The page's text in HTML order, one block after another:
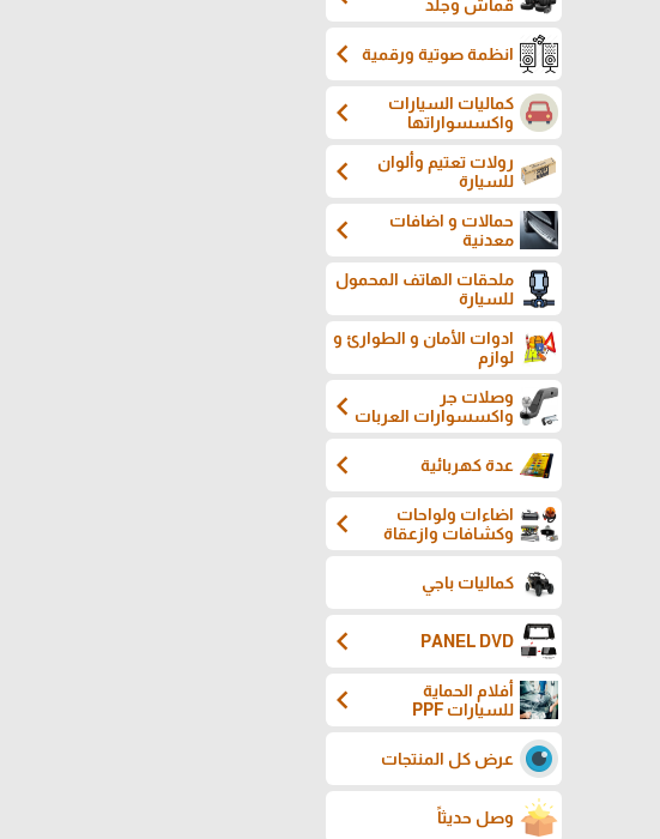
قماش وجلد
انظمة صوتية ورقمية chevron_left
كماليات السيارات
واكسسواراتها
chevron_left
رولات تعتيم وألوان
للسيارة
chevron_left
حمالات و اضافات
معدنية
chevron_left
ملحقات الهاتف المحمول
للسيارة
ادوات الأمان و الطوارئ و
لوازم
وصلات جر
واكسسوارات العرباتchevron_left
عدة كهربائية chevron_left
اضاءات ولواحات
وكشافات وازعقاة
chevron_left
كماليات باجي
PANEL DVD
chevron_left
أفلام الحماية
للسيارات PPF
chevron_left
عرض كل المنتجات
وصل حديثاً